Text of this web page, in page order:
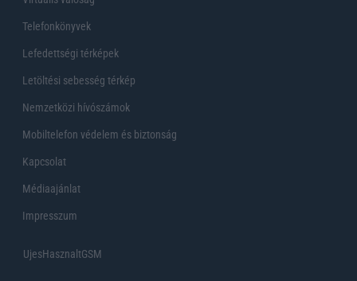
Telefonkönyvek
Lefedettségi térképek
Letöltési sebesség térkép
Nemzetközi hívószámok
Mobiltelefon védelem és biztonság
Kapcsolat
Médiaajánlat
Impresszum
UjesHasznaltGSM